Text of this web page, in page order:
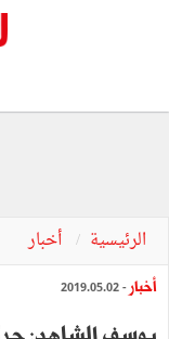
الرئيسية أخبار
أخبار - 2019.05.02